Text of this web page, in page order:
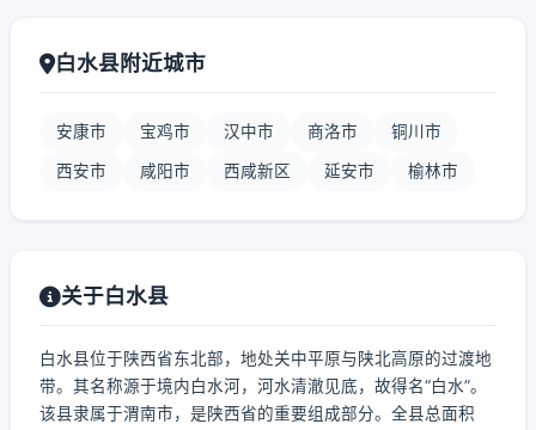
白水县附近城市
安康市 宝鸡市 汉中市 商洛市 铜川市
西安市 咸阳市 西咸新区 延安市 榆林市
关于白水县
白水县位于陕西省东北部，地处关中平原与陕北高原的过渡地
带。其名称源于境内白水河，河水清澈见底，故得名“白水”。
该县隶属于渭南市，是陕西省的重要组成部分。全县总面积